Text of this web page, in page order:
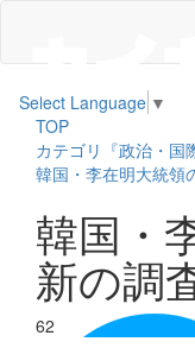
Select Language ▼
TOP
カテゴリ『政治・国
韓国・李在明大統領
韓国・
新の調
62